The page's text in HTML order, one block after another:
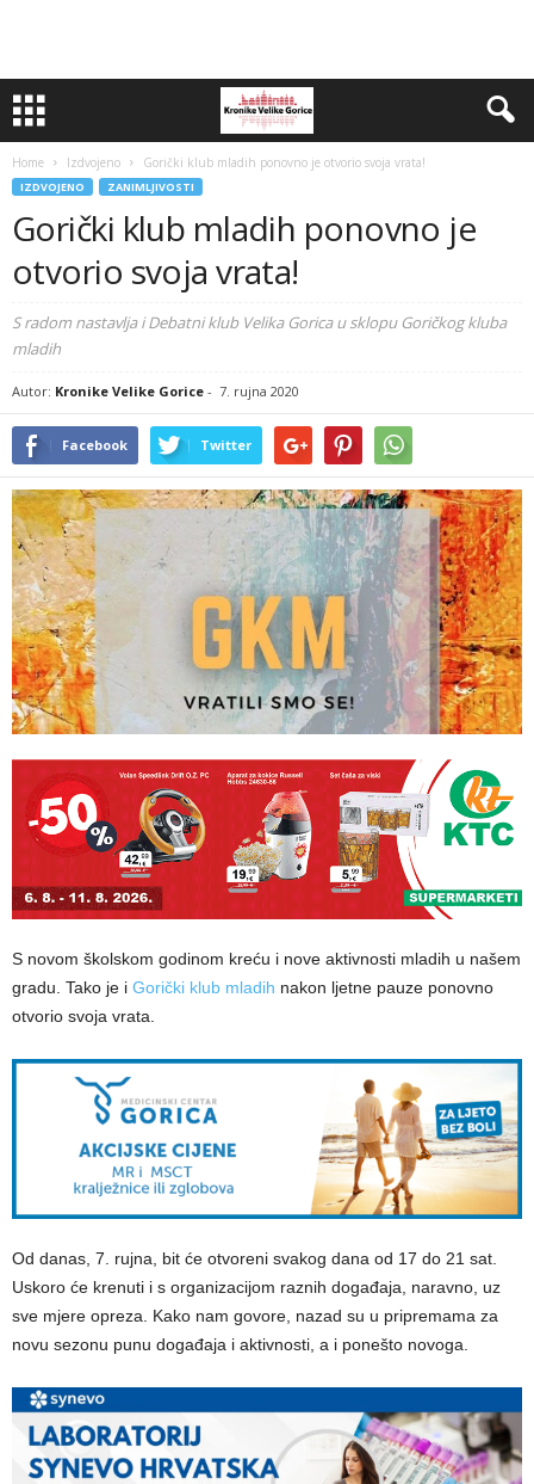
Home Izdvojeno Gorički klub mladih ponovno je otvorio svoja vrata!
IZDVOJENO ZANIMLJIVOSTI
Gorički klub mladih ponovno je
otvorio svoja vrata!
S radom nastavlja i Debatni klub Velika Gorica u sklopu Goričkog kluba
mladih
Autor: Kronike Velike Gorice - 7. rujna 2020
Facebook Twitter
S novom školskom godinom kreću i nove aktivnosti mladih u našem
gradu. Tako je i Gorički klub mladih nakon ljetne pauze ponovno
otvorio svoja vrata.
Od danas, 7. rujna, bit će otvoreni svakog dana od 17 do 21 sat.
Uskoro će krenuti i s organizacijom raznih događaja, naravno, uz
sve mjere opreza. Kako nam govore, nazad su u pripremama za
novu sezonu punu događaja i aktivnosti, a i ponešto novoga.